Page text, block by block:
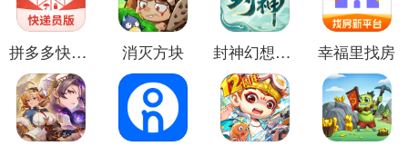
拼多多快递员版 消灭方块 封神幻想世界 幸福里找房